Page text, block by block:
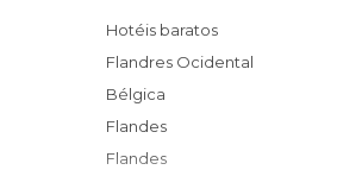
Hotéis baratos
Flandres Ocidental
Bélgica
Flandes
Flandes